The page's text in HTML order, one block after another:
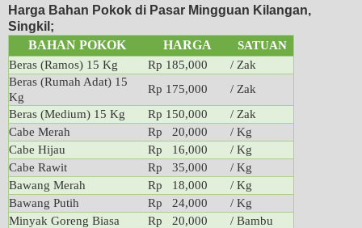
Harga Bahan Pokok di Pasar Mingguan Kilangan,
Singkil;
BAHAN POKOK
HARGA
SATUAN
Beras (Ramos) 15 Kg
Rp 185,000
/ Zak
Beras (Rumah Adat) 15
Kg
Rp 175,000
/ Zak
Beras (Medium) 15 Kg
Rp 150,000
/ Zak
Cabe Merah
Rp 20,000
/ Kg
Cabe Hijau
Rp 16,000
/ Kg
Cabe Rawit
Rp 35,000
/ Kg
Bawang Merah
Rp 18,000
/ Kg
Bawang Putih
Rp 24,000
/ Kg
Minyak Goreng Biasa
Rp 20,000
/ Bambu